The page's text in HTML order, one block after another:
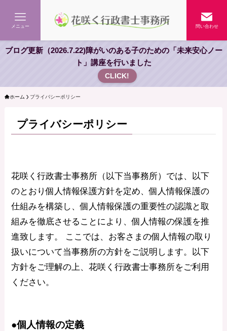
問い合わせ
メニュー
ブログ更新（2026.7.22)障がいのある子のための「未来安心ノー
ト」講座を行いました
CLICK!
ホーム プライバシーポリシー
プライバシーポリシー
花咲く行政書士事務所（以下当事務所）では、以下
のとおり個人情報保護方針を定め、個人情報保護の
仕組みを構築し、個人情報保護の重要性の認識と取
組みを徹底させることにより、個人情報の保護を推
進致します。 ここでは、お客さまの個人情報の取り
扱いについて当事務所の方針をご説明します。以下
方針をご理解の上、花咲く行政書士事務所をご利用
ください。
●個人情報の定義